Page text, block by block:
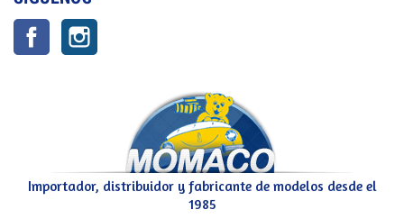
Facebook
Importador, distribuidor y fabricante de modelos desde el
1985